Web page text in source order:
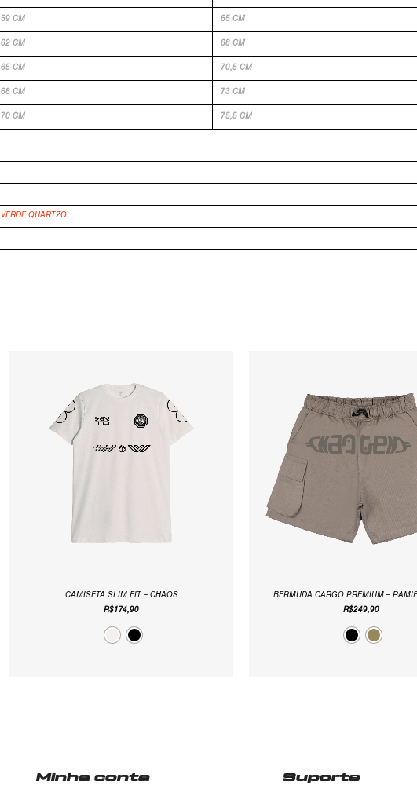
59 CM 65 CM
62 CM 68 CM
65 CM 70,5 CM
68 CM 73 CM
70 CM 75,5 CM
VERDE QUARTZO
CAMISETA SLIM FIT – CHAOS
R$ 174,90
BERMUDA CARGO PREMIUM –
R$249,90
Minha conta Suporte